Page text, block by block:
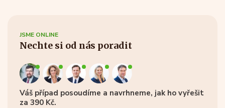
JSME ONLINE
Nechte si od nás poradit
Váš případ posoudíme a navrhneme, jak ho vyřešit
za 390 Kč.